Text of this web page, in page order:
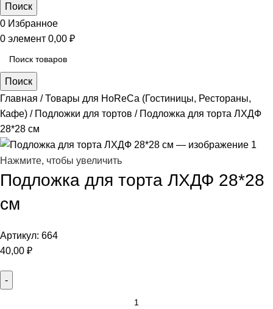
Поиск
0 Избранное
0 элемент 0,00 ₽
Поиск
Главная
Товары для HoReCa (Гостиницы, Рестораны,
Кафе)
Подложки для тортов
Подложка для торта ЛХДФ
28*28 см
Нажмите, чтобы увеличить
Подложка для торта ЛХДФ 28*28
см
Артикул: 664
40,00 ₽